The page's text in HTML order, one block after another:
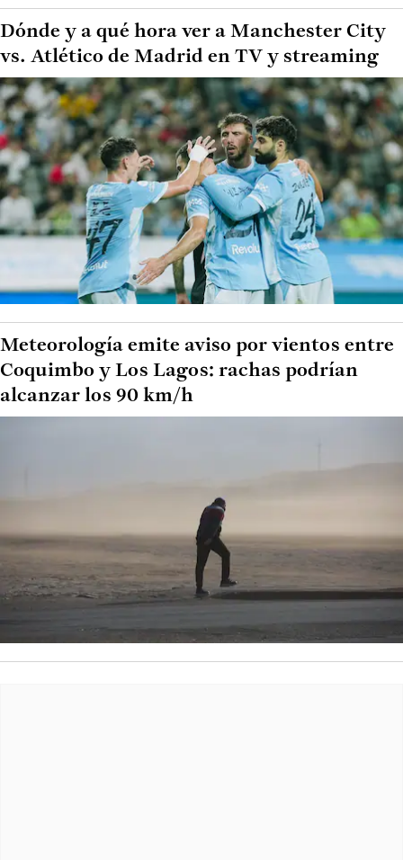
Dónde y a qué hora ver a Manchester City
vs. Atlético de Madrid en TV y streaming
Meteorología emite aviso por vientos entre
Coquimbo y Los Lagos: rachas podrían
alcanzar los 90 km/h